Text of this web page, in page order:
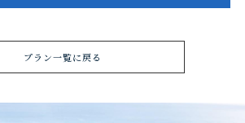
プラン一覧に戻る